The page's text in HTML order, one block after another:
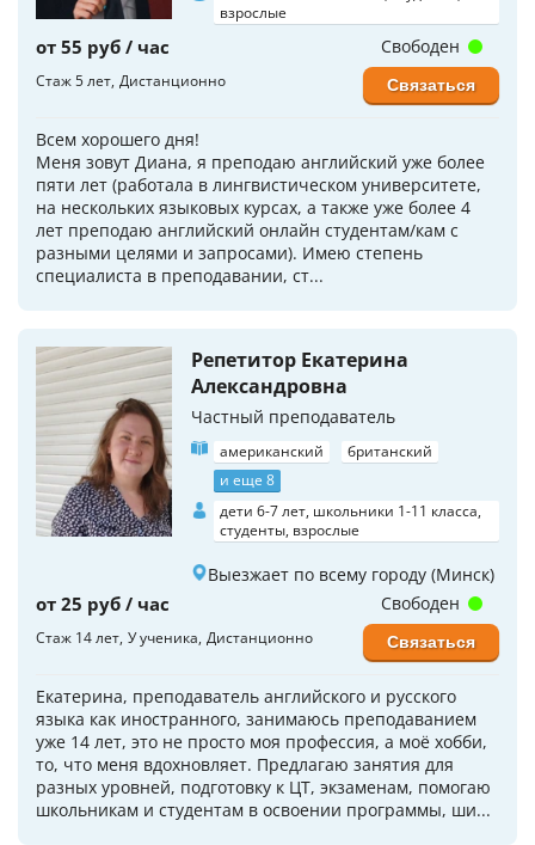
взрослые
от 55 руб / час
Стаж 5 лет Дистанционно
Всем хорошего дня!
Меня зовут Диана, я преподаю английский уже более
пяти лет (работала в лингвистическом университете,
на нескольких языковых курсах, а также уже более 4
лет преподаю английский онлайн студентам/кам с
разными целями и запросами). Имею степень
специалиста в преподавании, ст...
Свободен
Связаться
Репетитор Екатерина
Александровна
Частный преподаватель
американский
британский
и еще 8
дети 6-7 лет, школьники 1-11 класса,
студенты, взрослые
Выезжает по всему городу (Минск)
от 25 руб / час
Стаж 14 лет У ученика Дистанционно
Екатерина, преподаватель английского и русского
языка как иностранного, занимаюсь преподаванием
уже 14 лет, это не просто моя профессия, а моё хобби,
то, что меня вдохновляет. Предлагаю занятия для
разных уровней, подготовку к ЦТ, экзаменам, помогаю
школьникам и студентам в освоении программы, ши...
Свободен
Связаться